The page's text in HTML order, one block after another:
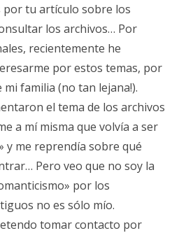
por tu artículo sobre los
los archivos… Por
recientemente he
por estos temas, por
familia (no tan lejana!).
el tema de los archivos
a mí misma que volvía a ser
y me reprendía sobre qué
Pero veo que no soy la
por los
no es sólo mío.
tomar contacto por